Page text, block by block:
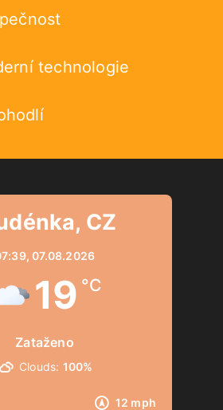
technologie
CZ
07.08.2026
19 °C
Zataženo
12 mph
Clouds: 100%